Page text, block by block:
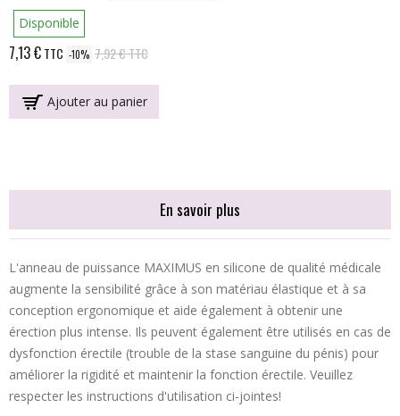
Disponible
7,13 €TTC -10% 7,92 €TTC
Ajouter au panier
En savoir plus
L'anneau de puissance MAXIMUS en silicone de qualité médicale
augmente la sensibilité grâce à son matériau élastique et à sa
conception ergonomique et aide également à obtenir une
érection plus intense. Ils peuvent également être utilisés en cas de
dysfonction érectile (trouble de la stase sanguine du pénis) pour
améliorer la rigidité et maintenir la fonction érectile. Veuillez
respecter les instructions d'utilisation ci-jointes!